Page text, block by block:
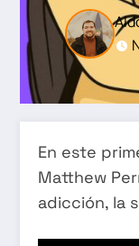
En este
Matthew
adicción, la